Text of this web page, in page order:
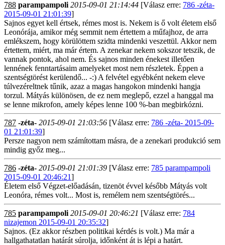
788 parampampoli 2015-09-01 21:14:44 [Válasz erre: 786 -zéta-
2015-09-01 21:01:39]
Sajnos egyet kell értsek, rémes most is. Nekem is ő volt életem első
Leonórája, amikor még semmit nem értettem a műfajhoz, de arra
emlékszem, hogy körülöttem szidta mindenki veszettül. Akkor nem
értettem, miért, ma már értem. A zenekar nekem sokszor tetszik, de
vannak pontok, ahol nem. És sajnos minden énekest illetően
lennének fenntartásaim amelyeket most nem részletek. Éppen a
szentségtörést kerülendő... -:) A felvétel egyébként nekem eleve
túlvezéreltnek tűnik, azaz a magas hangokon mindenki hangja
torzul. Mátyás különösen, de ez nem meglepő, ezzel a hanggal ma
se lenne mikrofon, amely képes lenne 100 %-ban megbirkózni.
787 -zéta- 2015-09-01 21:03:56 [Válasz erre: 786 -zéta- 2015-09-
01 21:01:39]
Persze nagyon nem számítottam másra, de a zenekari produkció sem
mindig győz meg...
786 -zéta- 2015-09-01 21:01:39 [Válasz erre: 785 parampampoli
2015-09-01 20:46:21]
Életem első Végzet-előadásán, tizenöt évvel később Mátyás volt
Leonóra, rémes volt... Most is, remélem nem szentségtörés...
785 parampampoli 2015-09-01 20:46:21 [Válasz erre: 784
nizajemon 2015-09-01 20:35:32]
Sajnos. (Ez akkor részben politikai kérdés is volt.) Ma már a
hallgathatatlan határát súrolja, időnként át is lépi a határt.